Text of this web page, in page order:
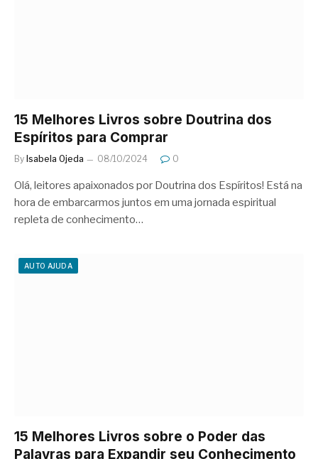
15 Melhores Livros sobre Doutrina dos
Espíritos para Comprar
By Isabela Ojeda 08/10/2024 0
Olá, leitores apaixonados por Doutrina dos Espíritos! Está na
hora de embarcarmos juntos em uma jornada espiritual
repleta de conhecimento…
AUTO AJUDA
15 Melhores Livros sobre o Poder das
Palavras para Expandir seu Conhecimento